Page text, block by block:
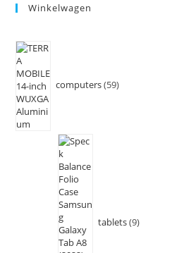
Winkelwagen
computers 59
tablets 9